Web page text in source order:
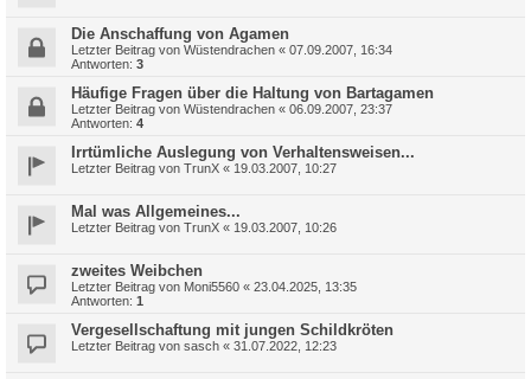
Die Anschaffung von Agamen
Letzter Beitrag von Wüstendrachen « 07.09.2007, 16:34
Antworten: 3
Häufige Fragen über die Haltung von Bartagamen
Letzter Beitrag von Wüstendrachen « 06.09.2007, 23:37
Antworten: 4
Irrtümliche Auslegung von Verhaltensweisen...
Letzter Beitrag von TrunX « 19.03.2007, 10:27
Mal was Allgemeines...
Letzter Beitrag von TrunX « 19.03.2007, 10:26
zweites Weibchen
Letzter Beitrag von Moni5560 « 23.04.2025, 13:35
Antworten: 1
Vergesellschaftung mit jungen Schildkröten
Letzter Beitrag von sasch « 31.07.2022, 12:23